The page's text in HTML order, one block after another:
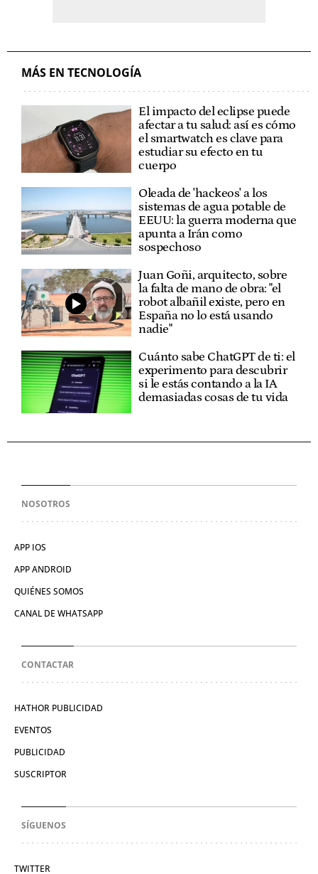
MÁS EN TECNOLOGÍA
El impacto del eclipse puede
afectar a tu salud: así es cómo
el smartwatch es clave para
estudiar su efecto en tu
cuerpo
Oleada de 'hackeos' a los
sistemas de agua potable de
EEUU: la guerra moderna que
apunta a Irán como
sospechoso
Juan Goñi, arquitecto, sobre
la falta de mano de obra: "el
robot albañil existe, pero en
España no lo está usando
nadie"
Cuánto sabe ChatGPT de ti: el
experimento para descubrir
si le estás contando a la IA
demasiadas cosas de tu vida
NOSOTROS
APP IOS
APP ANDROID
QUIÉNES SOMOS
CANAL DE WHATSAPP
CONTACTAR
HATHOR PUBLICIDAD
EVENTOS
PUBLICIDAD
SUSCRIPTOR
SÍGUENOS
TWITTER